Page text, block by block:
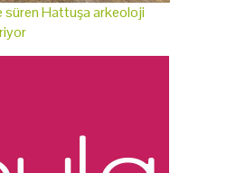
süren Hattuşa arkeoloji